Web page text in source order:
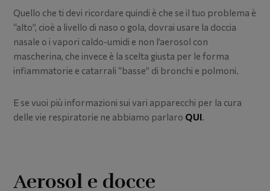
Quello che ti devi ricordare quindi è che se il tuo problema è
“alto”, cioè a livello di naso o gola, dovrai usare la doccia
nasale o i vapori caldo-umidi e non l’aerosol con
mascherina, che invece è la scelta giusta per le forma
infiammatorie e catarrali “basse” di bronchi e polmoni.
E se vuoi più informazioni sui vari apparecchi per la cura
delle vie respiratorie ne abbiamo parlaro QUI.
Aerosol e docce